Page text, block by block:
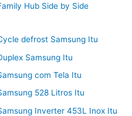
Hub Side by Side
defrost Samsung Itu
Samsung Itu
com Tela Itu
528 Litros Itu
Inverter 453L Inox Itu